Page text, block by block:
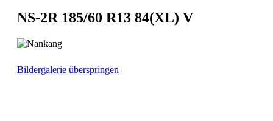
NS-2R 185/60 R13 84(XL) V
Bildergalerie überspringen